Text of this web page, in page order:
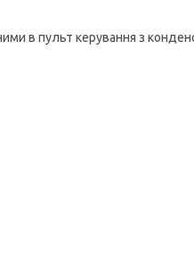
в пульт керування з